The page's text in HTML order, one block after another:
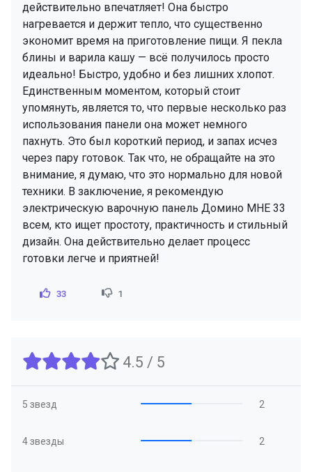
действительно впечатляет! Она быстро
нагревается и держит тепло, что существенно
экономит время на приготовление пищи. Я пекла
блины и варила кашу — всё получилось просто
идеально! Быстро, удобно и без лишних хлопот.
Единственным моментом, который стоит
упомянуть, является то, что первые несколько раз
использования панели она может немного
пахнуть. Это был короткий период, и запах исчез
через пару готовок. Так что, не обращайте на это
внимание, я думаю, что это нормально для новой
техники. В заключение, я рекомендую
электрическую варочную панель Домино MHE 33
всем, кто ищет простоту, практичность и стильный
дизайн. Она действительно делает процесс
готовки легче и приятней!
33 1
4.5 / 5
5 звезд 2
4 звезды 2